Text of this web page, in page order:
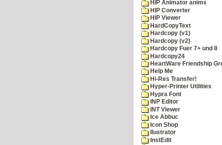
HIP Animator anims
HIP Converter
HIP Viewer
HardCopyText
Hardcopy (v1)
Hardcopy (v2)
Hardcopy Fuer 7+ und 8
Hardcopy24
HeartWare Friendship
Help Me
Hi-Res Transfer!
Hyper-Printer Utilities
Hypra Font
INP Editor
INT Viewer
Ice Abbuc
Icon Shop
Ilustrator
InstEdit